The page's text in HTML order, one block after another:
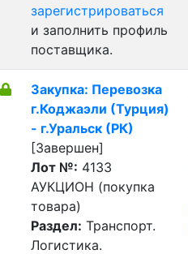
зарегистрироваться
и заполнить профиль
поставщика.
Закупка: Перевозка
г.Коджаэли (Турция)
- г.Уральск (РК)
[Завершен]
Лот №: 4133
АУКЦИОН (покупка
товара)
Раздел: Транспорт.
Логистика.